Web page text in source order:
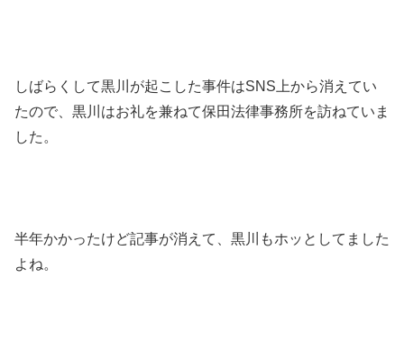
しばらくして黒川が起こした事件はSNS上から消えてい
たので、黒川はお礼を兼ねて保田法律事務所を訪ねていま
した。
半年かかったけど記事が消えて、黒川もホッとしてました
よね。